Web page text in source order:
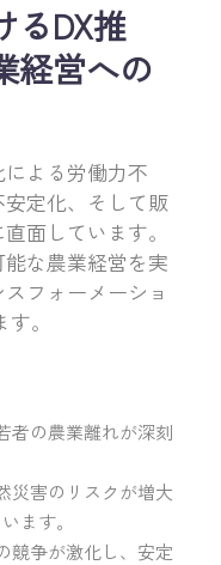
るDX推
経営への
よる労働力不
定化、そして販
面しています。
な農業経営を実
フォーメーショ
。
者の農業離れが深刻
災害のリスクが増大
ます。
競争が激化し、安定